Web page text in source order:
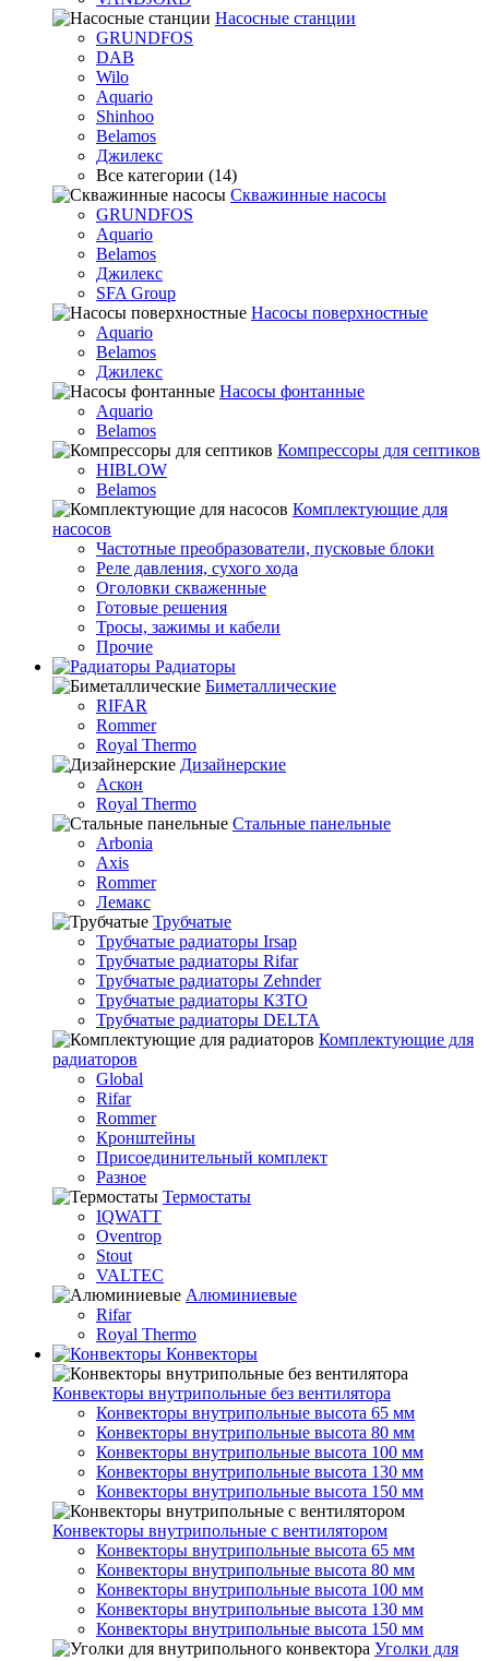
Насосные станции
GRUNDFOS
DAB
Wilo
Aquario
Shinhoo
Belamos
Джилекс
Все категории (14)
Скважинные насосы
GRUNDFOS
Aquario
Belamos
Джилекс
SFA Group
Насосы поверхностные
Aquario
Belamos
Джилекс
Насосы фонтанные
Aquario
Belamos
Компрессоры для септиков
HIBLOW
Belamos
Комплектующие для
насосов
Частотные преобразователи, пусковые блоки
Реле давления, сухого хода
Оголовки скваженные
Готовые решения
Тросы, зажимы и кабели
Прочие
Радиаторы
Биметаллические
RIFAR
Rommer
Royal Thermo
Дизайнерские
Аскон
Royal Thermo
Стальные панельные
Arbonia
Axis
Rommer
Лемакс
Трубчатые
Трубчатые радиаторы Irsap
Трубчатые радиаторы Rifar
Трубчатые радиаторы Zehnder
Трубчатые радиаторы КЗТО
Трубчатые радиаторы DELTA
Комплектующие для
радиаторов
Global
Rifar
Rommer
Кронштейны
Присоединительный комплект
Разное
Термостаты
IQWATT
Oventrop
Stout
VALTEC
Алюминиевые
Rifar
Royal Thermo
Конвекторы
Конвекторы внутрипольные без вентилятора
Конвекторы внутрипольные высота 65 мм
Конвекторы внутрипольные высота 80 мм
Конвекторы внутрипольные высота 100 мм
Конвекторы внутрипольные высота 130 мм
Конвекторы внутрипольные высота 150 мм
Конвекторы внутрипольные с вентилятором
Конвекторы внутрипольные высота 65 мм
Конвекторы внутрипольные высота 80 мм
Конвекторы внутрипольные высота 100 мм
Конвекторы внутрипольные высота 130 мм
Конвекторы внутрипольные высота 150 мм
Уголки для